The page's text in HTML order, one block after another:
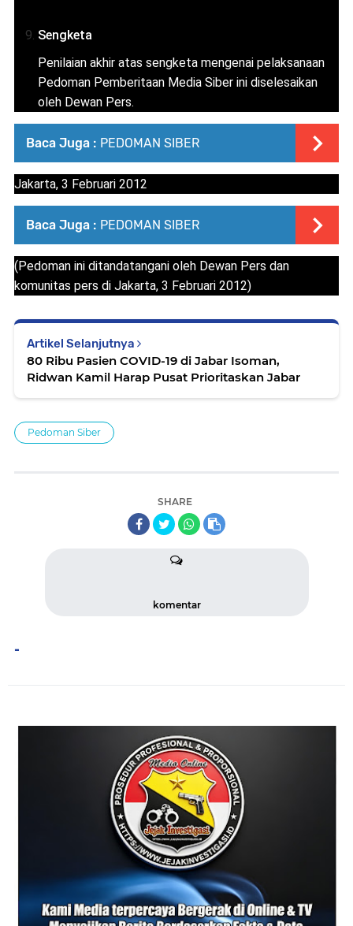
Sengketa
Penilaian akhir atas sengketa mengenai pelaksanaan
Pedoman Pemberitaan Media Siber ini diselesaikan
oleh Dewan Pers.
Baca Juga : PEDOMAN SIBER
Jakarta, 3 Februari 2012
Baca Juga : PEDOMAN SIBER
(Pedoman ini ditandatangani oleh Dewan Pers dan
komunitas pers di Jakarta, 3 Februari 2012)
Artikel Selanjutnya
80 Ribu Pasien COVID-19 di Jabar Isoman,
Ridwan Kamil Harap Pusat Prioritaskan Jabar
Pedoman Siber
SHARE
komentar
-